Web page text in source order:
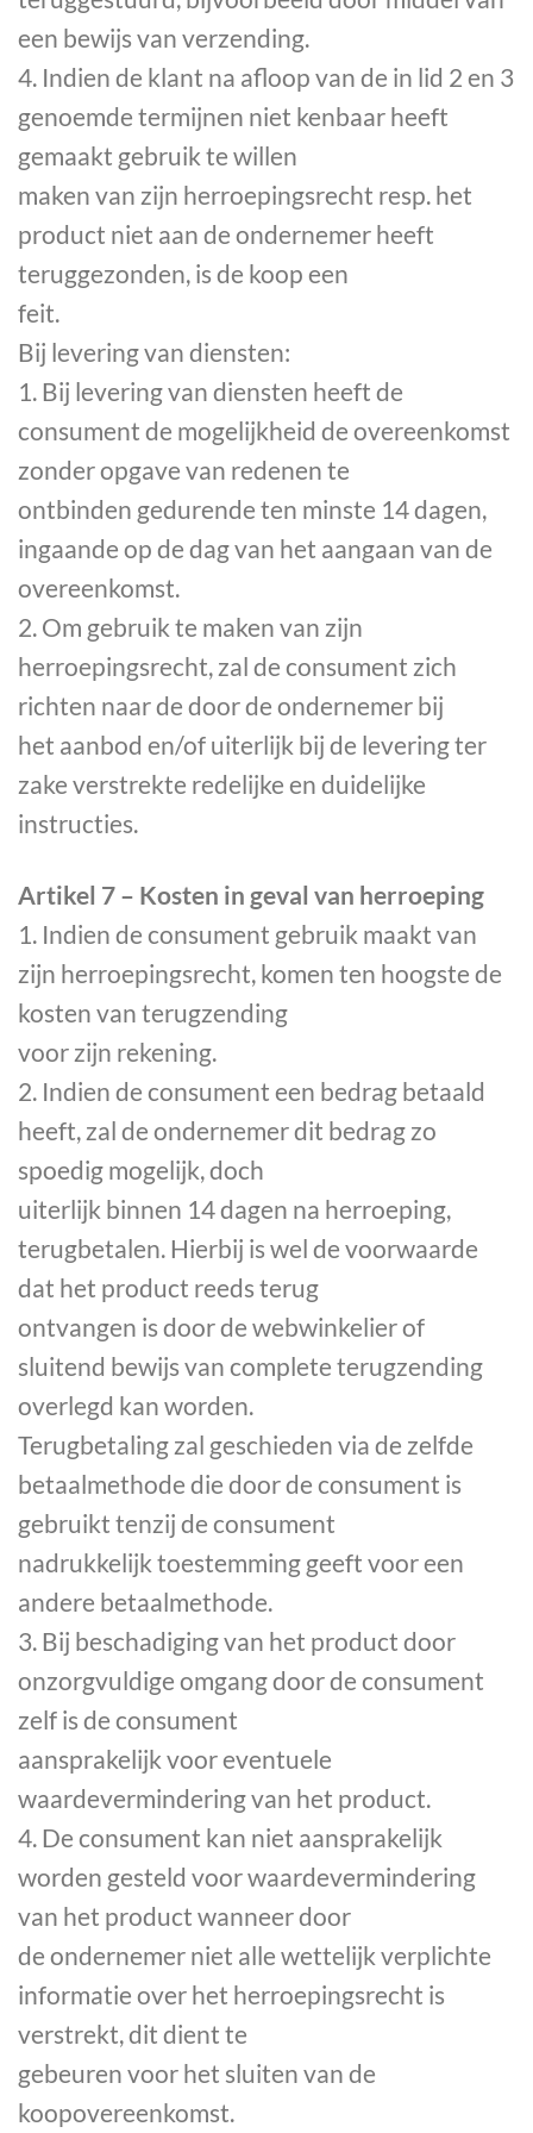
een bewijs van verzending.
4. Indien de klant na afloop van de in lid 2 en 3
genoemde termijnen niet kenbaar heeft
gemaakt gebruik te willen
maken van zijn herroepingsrecht resp. het
product niet aan de ondernemer heeft
teruggezonden, is de koop een
feit.
Bij levering van diensten:
1. Bij levering van diensten heeft de
consument de mogelijkheid de overeenkomst
zonder opgave van redenen te
ontbinden gedurende ten minste 14 dagen,
ingaande op de dag van het aangaan van de
overeenkomst.
2. Om gebruik te maken van zijn
herroepingsrecht, zal de consument zich
richten naar de door de ondernemer bij
het aanbod en/of uiterlijk bij de levering ter
zake verstrekte redelijke en duidelijke
instructies.
Artikel 7 – Kosten in geval van herroeping
1. Indien de consument gebruik maakt van
zijn herroepingsrecht, komen ten hoogste de
kosten van terugzending
voor zijn rekening.
2. Indien de consument een bedrag betaald
heeft, zal de ondernemer dit bedrag zo
spoedig mogelijk, doch
uiterlijk binnen 14 dagen na herroeping,
terugbetalen. Hierbij is wel de voorwaarde
dat het product reeds terug
ontvangen is door de webwinkelier of
sluitend bewijs van complete terugzending
overlegd kan worden.
Terugbetaling zal geschieden via de zelfde
betaalmethode die door de consument is
gebruikt tenzij de consument
nadrukkelijk toestemming geeft voor een
andere betaalmethode.
3. Bij beschadiging van het product door
onzorgvuldige omgang door de consument
zelf is de consument
aansprakelijk voor eventuele
waardevermindering van het product.
4. De consument kan niet aansprakelijk
worden gesteld voor waardevermindering
van het product wanneer door
de ondernemer niet alle wettelijk verplichte
informatie over het herroepingsrecht is
verstrekt, dit dient te
gebeuren voor het sluiten van de
koopovereenkomst.